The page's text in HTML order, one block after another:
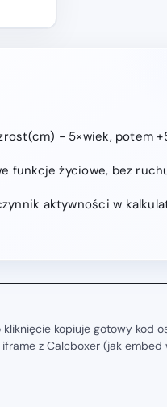
− 5×wiek, potem
funkcje życiowe, bez
aktywności w
kopiuje gotowy kod
z Calcboxer (jak embed